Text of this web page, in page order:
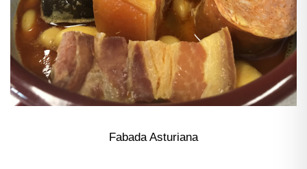
Fabada Asturiana